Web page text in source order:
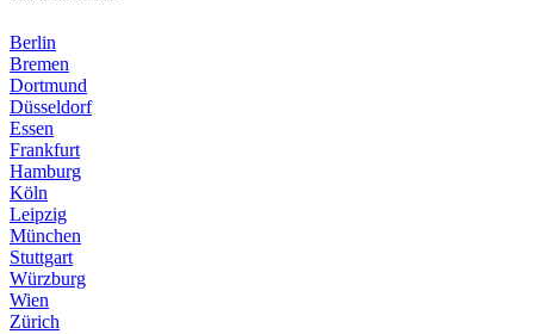
Berlin
Bremen
Dortmund
Düsseldorf
Essen
Frankfurt
Hamburg
Köln
Leipzig
München
Stuttgart
Würzburg
Wien
Zürich